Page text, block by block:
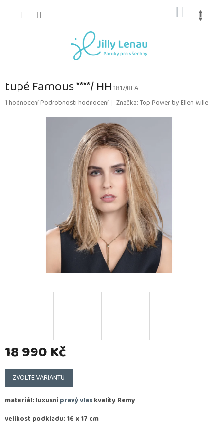
KOŠÍK
tupé Famous ****/ HH1817/BLA
Průměrné
1 hodnoceníPodrobnosti hodnocení Značka:Top Power by Ellen Wille
18 990 Kč
Měrná
cena:
ZVOLTE VARIANTU
materiál: luxusnípravý vlaskvality Remy
velikost podkladu: 16 x 17 cm